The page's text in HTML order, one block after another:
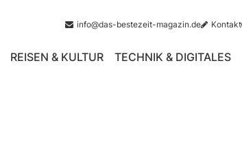
info@das-bestezeit-magazin.de Kontakt
REISEN & KULTUR TECHNIK & DIGITALES